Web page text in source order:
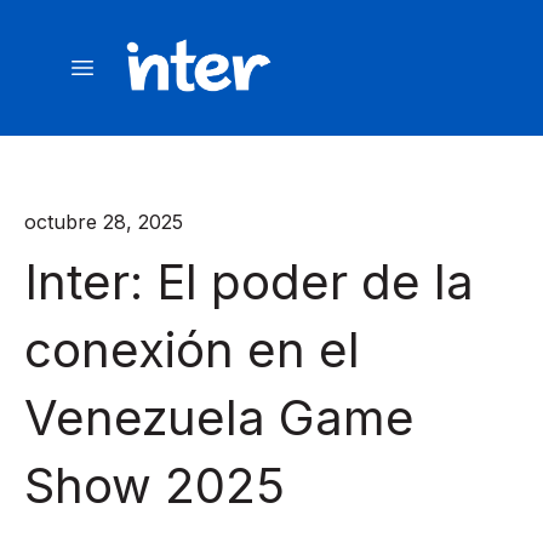
octubre 28, 2025
Inter: El poder de la
conexión en el
Venezuela Game
Show 2025